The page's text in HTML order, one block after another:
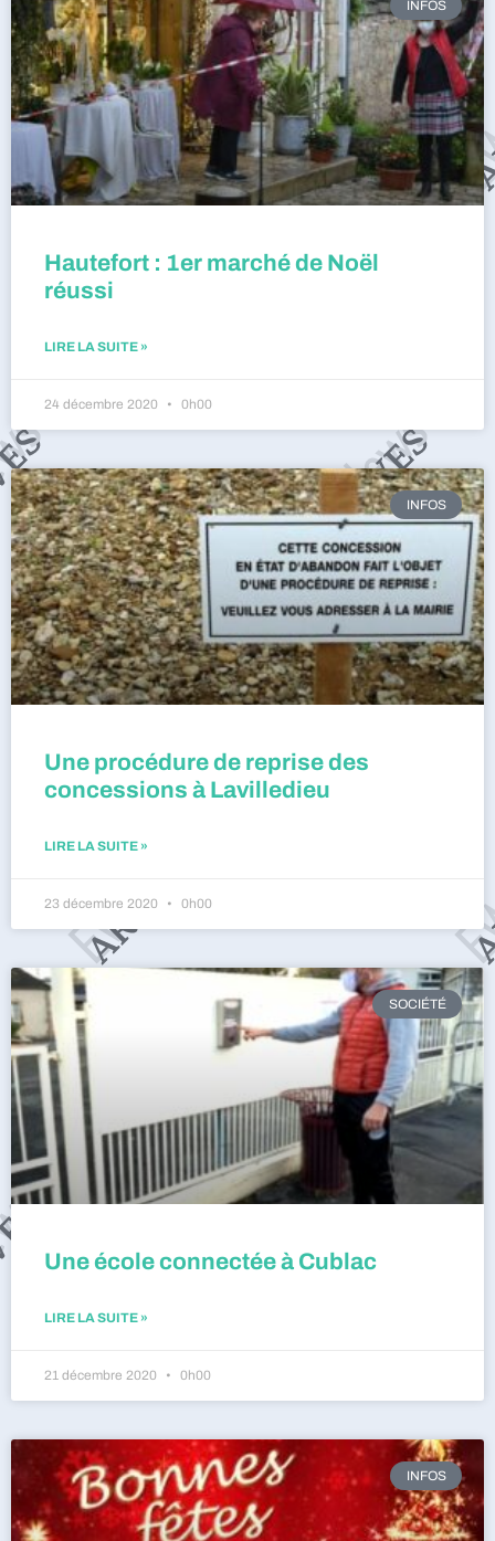
INFOS
Hautefort : 1er marché de Noël
réussi
LIRE LA SUITE »
24 décembre 2020 0h00
INFOS
Une procédure de reprise des
concessions à Lavilledieu
LIRE LA SUITE »
23 décembre 2020 0h00
SOCIÉTÉ
Une école connectée à Cublac
LIRE LA SUITE »
21 décembre 2020 0h00
INFOS